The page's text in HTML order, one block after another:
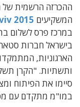
ההכרזה הרשמית של
המשקיעים 2015
במרכז פרס לשלום
בישראל חברות
הארגוניות,
ותשתיות. "הקרן
סיימו את הפיתוח
במו"מ מתקדם עם